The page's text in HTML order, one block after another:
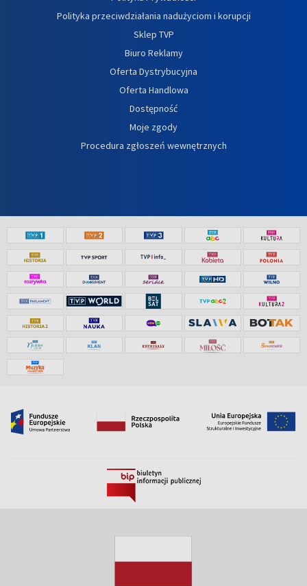
Polityka przeciwdziałania nadużyciom i korupcji
Sklep TVP
Biuro Reklamy
Oferta Dystrybucyjna
Oferta Handlowa
Dostępność
Moje zgody
Procedura zgłoszeń wewnętrznych